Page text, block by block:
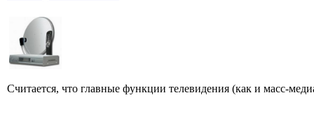
Считается, что главные функции телевидения (как и масс-